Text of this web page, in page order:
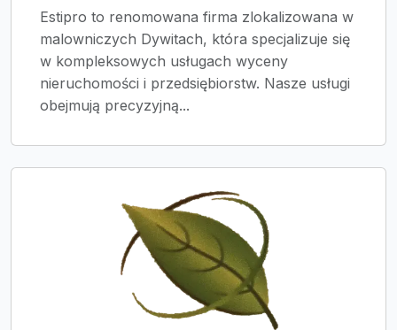
Estipro to renomowana firma zlokalizowana w
malowniczych Dywitach, która specjalizuje się
w kompleksowych usługach wyceny
nieruchomości i przedsiębiorstw. Nasze usługi
obejmują precyzyjną...